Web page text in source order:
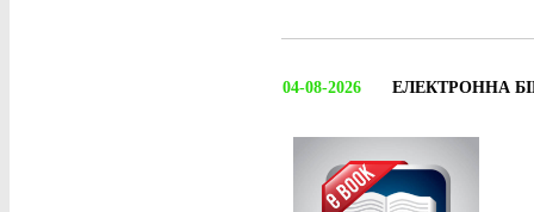
04-08-2026 ЕЛЕКТРОННА